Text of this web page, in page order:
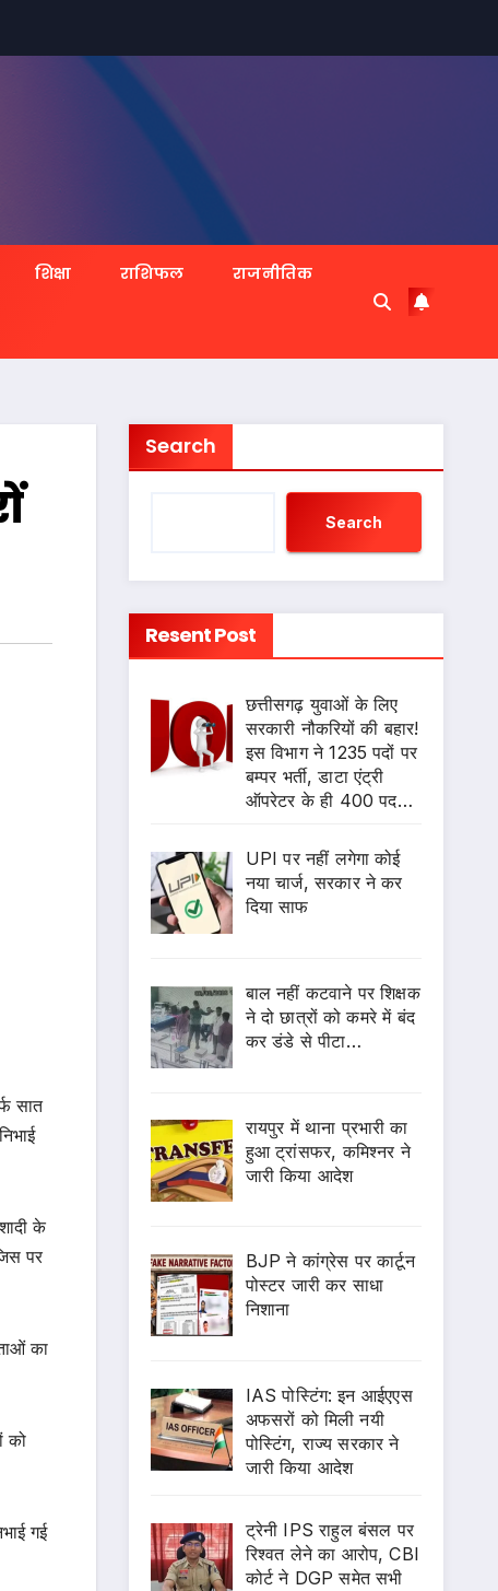
शिक्षा राशिफल राजनीतिक
सात
के
पर
का
को
गई
Search
Search
Resent Post
छत्तीसगढ़ युवाओं के लिए
सरकारी नौकरियों की बहार!
इस विभाग ने 1235 पदों पर
बम्पर भर्ती, डाटा एंट्री
ऑपरेटर के ही 400 पद…
UPI पर नहीं लगेगा कोई
नया चार्ज, सरकार ने कर
दिया साफ
बाल नहीं कटवाने पर शिक्षक
ने दो छात्रों को कमरे में बंद
कर डंडे से पीटा…
रायपुर में थाना प्रभारी का
हुआ ट्रांसफर, कमिश्नर ने
जारी किया आदेश
BJP ने कांग्रेस पर कार्टून
पोस्टर जारी कर साधा
निशाना
IAS पोस्टिंग: इन आईएएस
अफसरों को मिली नयी
पोस्टिंग, राज्य सरकार ने
जारी किया आदेश
ट्रेनी IPS राहुल बंसल पर
रिश्वत लेने का आरोप, CBI
कोर्ट ने DGP समेत सभी